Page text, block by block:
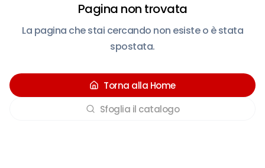
Pagina non trovata
La pagina che stai cercando non esiste o è stata
spostata.
Torna alla Home
Sfoglia il catalogo